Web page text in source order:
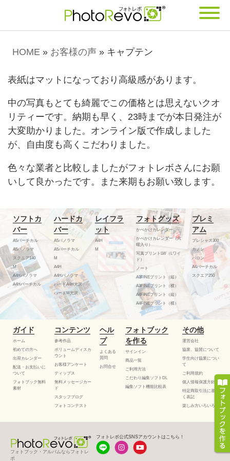
HOME » お客様の声 » キャプテン
表紙はマットになっており高級感があります。
中の写真もとても綺麗でこの価格とは思えないクオ
リティーです。納期も早く、23時までが本日発注が
大変助かりました。オンライン版で作成しました
が、自由度も高くこだわりました。
色々な業者と比較しましたがフォトレボさんにお願
いして良かったです。また来期もお願い致します。
ソフトカ
バー
A5バーチカル
A5パノラマ
スクエア140
M
A4Hパノラマ
A4Hバーチカル
ハードカ
バー
A5パノラマ
A5バーチカル
M
A4H
A4Hパノラマ
ハードA4H光沢
ハードM光沢
レイフラ
ット
A4H
M
フォトグッズ
かべかけカレンダー
かべかけカレンダー（六
曜入り）
写真プリントLW（Lワイ
ド）
ノート
A3FINEプリント（縦）
A3FINEプリント（横）
A4FINEプリント（縦）
A4FINEプリント（横）
プレミ
アム
プレシャス300
カノン
バロン
A4バーチカル
スクエア250
ガイド
ホーム
初めての方へ
出荷カレンダー
配送・お支払いに
ついて
フォトブック無料
素材
コンテンツ
参考作品
ボリュームディスカ
ウント
お客様アンケート
ティップス
無料メッセージカー
ド
スタッフブログ
フォトコンテスト
ヘル
プ
よくある
質問
お問合せ
フォトブック
を作る
サインイン
商品一覧
ご利用方法
こだわり編集ソフトDL
編集ソフト機能比較表
その他
運営会社
協業、協賛について
学生向け協業につい
て
ご利用規約
個人情報保護方針
特定商取引法に基づ
く表記
楽しみ方いろいろ
フォトブック・アルバムならフォトレ
ボ
フォトレボ公式SNSアカウントはこちら！